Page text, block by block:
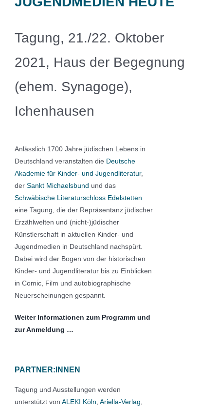
Tagung, 21./22. Oktober
2021, Haus der Begegnung
(ehem. Synagoge),
Ichenhausen
Anlässlich 1700 Jahre jüdischen Lebens in
Deutschland veranstalten die Deutsche
Akademie für Kinder- und Jugendliteratur,
der Sankt Michaelsbund und das
Schwäbische Literaturschloss Edelstetten
eine Tagung, die der Repräsentanz jüdischer
Erzählwelten und (nicht‑)jüdischer
Künstlerschaft in aktuellen Kinder- und
Jugendmedien in Deutschland nachspürt.
Dabei wird der Bogen von der historischen
Kinder- und Jugendliteratur bis zu Einblicken
in Comic, Film und autobiographische
Neuerscheinungen gespannt.
Weiter Informationen zum Programm und
zur Anmeldung …
PARTNER:INNEN
Tagung und Ausstellungen werden
unterstützt von ALEKI Köln Ariella-Verlag